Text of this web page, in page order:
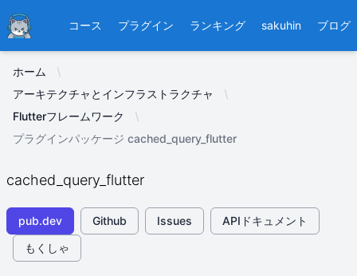
Ducafecat コース プラグイン ランキング sakuhin ブログ
ホーム
アーキテクチャとインフラストラクチャ
Flutterフレームワーク
プラグインパッケージ cached_query_flutter
cached_query_flutter
pub.dev Github Issues
APIドキュメント
もくしゃ